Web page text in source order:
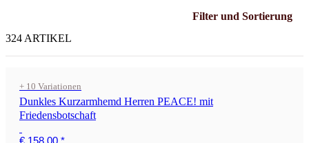
Filter und Sortierung
324 ARTIKEL
+ 10 Variationen
Dunkles Kurzarmhemd Herren PEACE! mit
Friedensbotschaft
€ 158,00 *